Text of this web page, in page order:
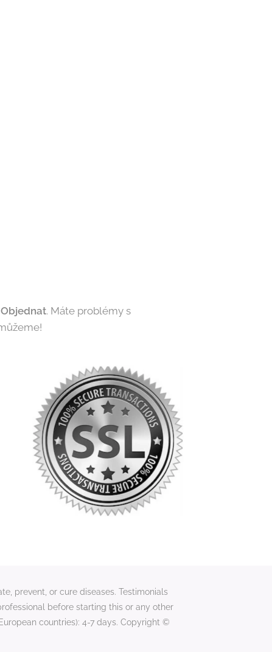
Objednat. Máte problémy s
prevent, or cure diseases. Testimonials
before starting this or any other
countries): 4-7 days. Copyright ©